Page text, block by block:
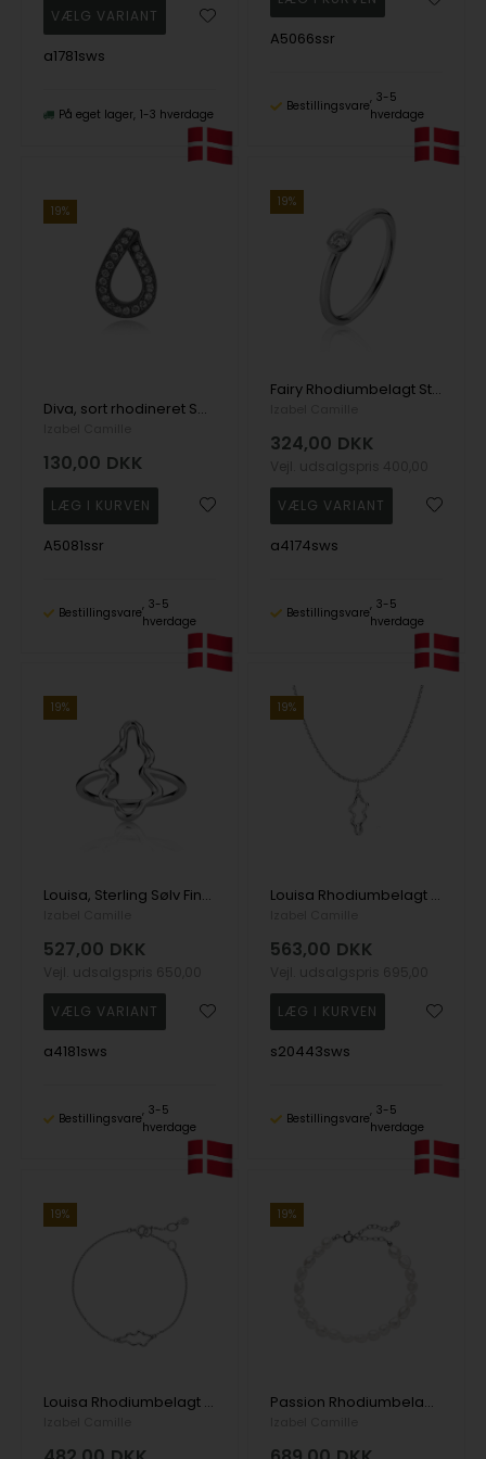
a1781sws
På eget lager 1-3 hverdage
A5066ssr
Bestillingsvare
3-5
hverdage
19%
Diva, sort rhodineret Sølv vedhæng med Zirkonia
130,00 DKK
A5081ssr
Bestillingsvare
3-5
hverdage
19%
Fairy Rhodiumbelagt Sterling Sølv Fingerring med Zirkonia
324,00 DKK
a4174sws
Bestillingsvare
3-5
hverdage
19%
Louisa, Sterling Sølv Fingerring
527,00 DKK
a4181sws
Bestillingsvare
3-5
hverdage
19%
Louisa Rhodiumbelagt Sterling Sølv Vedhæng med organsik form
563,00 DKK
s20443sws
Bestillingsvare
3-5
hverdage
19%
Louisa Rhodiumbelagt Sterling Sølv Armbånd med organsik form
19%
Passion Rhodiumbelagt Sterling Sølv Armbånd med